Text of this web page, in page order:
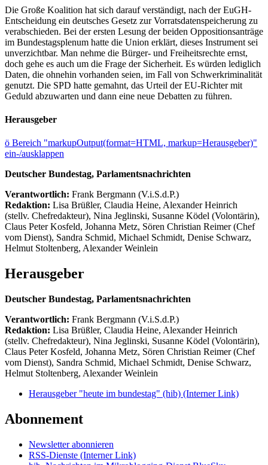
Die Große Koalition hat sich darauf verständigt, nach der EuGH-
Entscheidung ein deutsches Gesetz zur Vorratsdatenspeicherung zu
verabschieden. Bei der ersten Lesung der beiden Oppositionsanträge
im Bundestagsplenum hatte die Union erklärt, dieses Instrument sei
unverzichtbar. Man nehme die Bürger- und Freiheitsrechte ernst,
doch gehe es auch um die Frage der Sicherheit. Es würden lediglich
Daten, die ohnehin vorhanden seien, im Fall von Schwerkriminalität
genutzt. Die SPD hatte gemahnt, das Urteil der EU-Richter mit
Geduld abzuwarten und dann eine neue Debatten zu führen.
Herausgeber
ö Bereich "markupOutput(format=HTML, markup=Herausgeber)"
ein-/ausklappen
Deutscher Bundestag, Parlamentsnachrichten
Verantwortlich: Frank Bergmann (V.i.S.d.P.)
Redaktion: Lisa Brüßler, Claudia Heine, Alexander Heinrich
(stellv. Chefredakteur), Nina Jeglinski, Susanne Ködel (Volontärin),
Claus Peter Kosfeld, Johanna Metz, Sören Christian Reimer (Chef
vom Dienst), Sandra Schmid, Michael Schmidt, Denise Schwarz,
Helmut Stoltenberg, Alexander Weinlein
Herausgeber
Deutscher Bundestag, Parlamentsnachrichten
Verantwortlich: Frank Bergmann (V.i.S.d.P.)
Redaktion: Lisa Brüßler, Claudia Heine, Alexander Heinrich
(stellv. Chefredakteur), Nina Jeglinski, Susanne Ködel (Volontärin),
Claus Peter Kosfeld, Johanna Metz, Sören Christian Reimer (Chef
vom Dienst), Sandra Schmid, Michael Schmidt, Denise Schwarz,
Helmut Stoltenberg, Alexander Weinlein
Herausgeber "heute im bundestag" (hib) (Interner Link)
Abonnement
Newsletter abonnieren
RSS-Dienste (Interner Link)